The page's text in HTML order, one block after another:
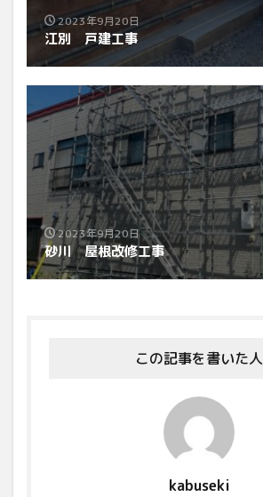
2023年9月20日
江別 戸建工事
2023年9月20日
砂川 屋根改修工事
この記事を書いた人
kabuseki